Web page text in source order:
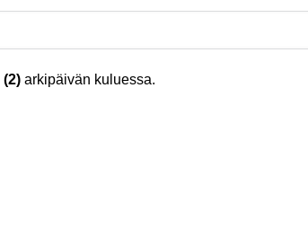
(2) arkipäivän kuluessa.